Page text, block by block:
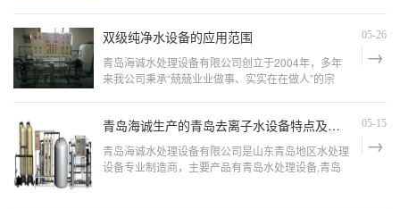
双级纯净水设备的应用范围 05-26
青岛海诚水处理设备有限公司创立于2004年，多年
来我公司秉承“兢兢业业做事、实实在在做人”的宗
青岛海诚生产的青岛去离子水设备特点及用途 05-15
青岛海诚水处理设备有限公司是山东青岛地区水处理
设备专业制造商，主要产品有青岛水处理设备,青岛